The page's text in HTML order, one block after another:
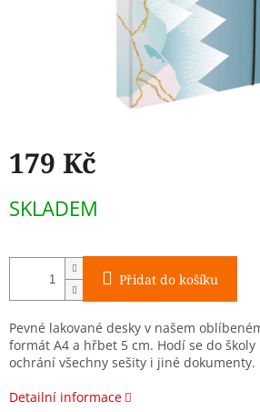
179 Kč
cena:
SKLADEM
Přidat do košíku
Pevné lakované desky v našem
formát A4 a hřbet 5 cm. Hodí se do
ochrání všechny sešity i jiné dokumenty.
Detailní informace